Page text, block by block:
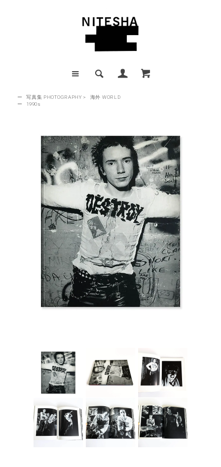
ー 写真集 PHOTOGRAPHY >
海外 WORLD
ー
1990s